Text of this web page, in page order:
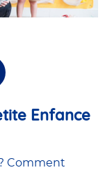
Enfance
Comment